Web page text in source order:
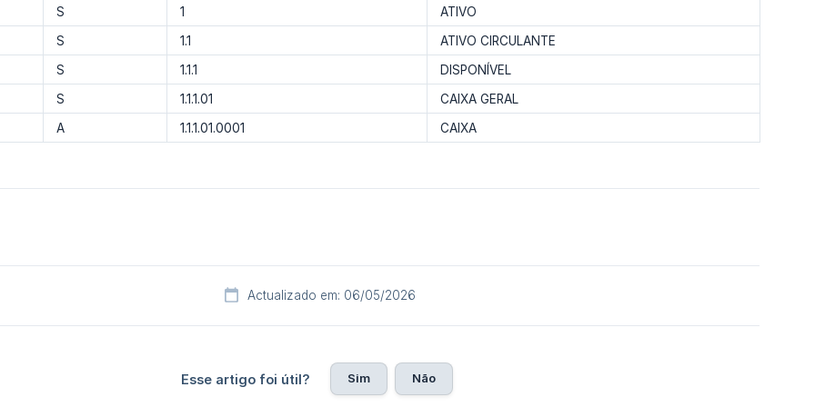
S 1
ATIVO
S 1.1
ATIVO CIRCULANTE
S 1.1.1
DISPONÍVEL
S 1.1.1.01
CAIXA GERAL
A 1.1.1.01.0001 CAIXA
Actualizado em: 06/05/2026
Esse artigo foi útil? Sim Não